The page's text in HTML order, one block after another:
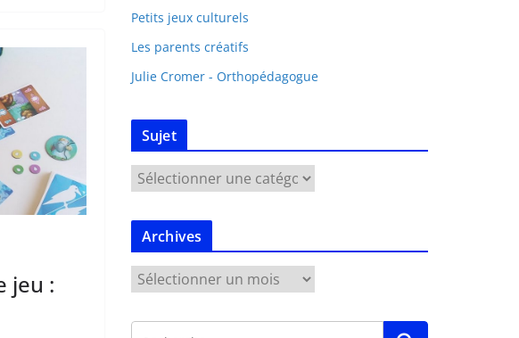
jeu :
Petits jeux culturels
Les parents créatifs
Julie Cromer - Orthopédagogue
Sujet
Archives